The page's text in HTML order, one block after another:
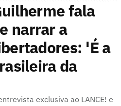
fala
narrar a
'É a
da
exclusiva ao LANCE! e